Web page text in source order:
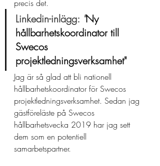
precis det.
Linkedin-inlägg: "Ny
hållbarhetskoordinator till
Swecos
projektledningsverksamhet"
Jag är så glad att bli nationell
hållbarhetskoordinator för Swecos
projektledningsverksamhet. Sedan jag
gästföreläste på Swecos
hållbarhetsvecka 2019 har jag sett
dem som en potentiell
samarbetspartner.